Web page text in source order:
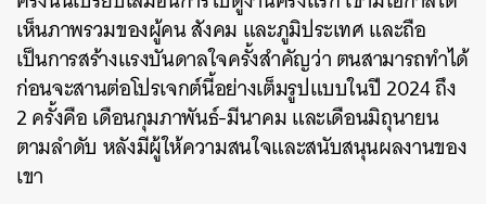
เห็นภาพรวมของผู้คน สังคม และภูมิประเทศ และถือ
เป็นการสร้างแรงบันดาลใจครั้งสำคัญว่า ตนสามารถทำได้
ก่อนจะสานต่อโปรเจกต์นี้อย่างเต็มรูปแบบในปี 2024 ถึง
2 ครั้งคือ เดือนกุมภาพันธ์-มีนาคม และเดือนมิถุนายน
ตามลำดับ หลังมีผู้ให้ความสนใจและสนับสนุนผลงานของ
เขา